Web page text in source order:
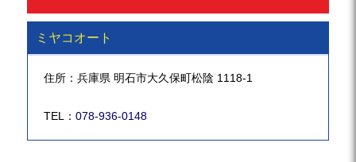
ミヤコオート
住所：兵庫県 明石市大久保町松陰 1118-1
TEL：078-936-0148